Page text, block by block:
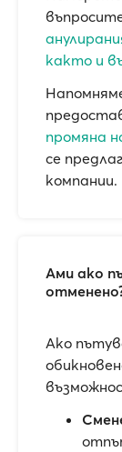
както и
промяна
се
компании.
Ами ако
Ако